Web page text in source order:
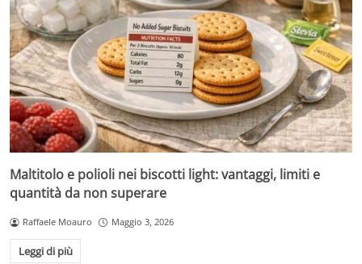
Maltitolo e polioli nei biscotti light: vantaggi, limiti e
quantità da non superare
Raffaele Moauro Maggio 3, 2026
Leggi di più